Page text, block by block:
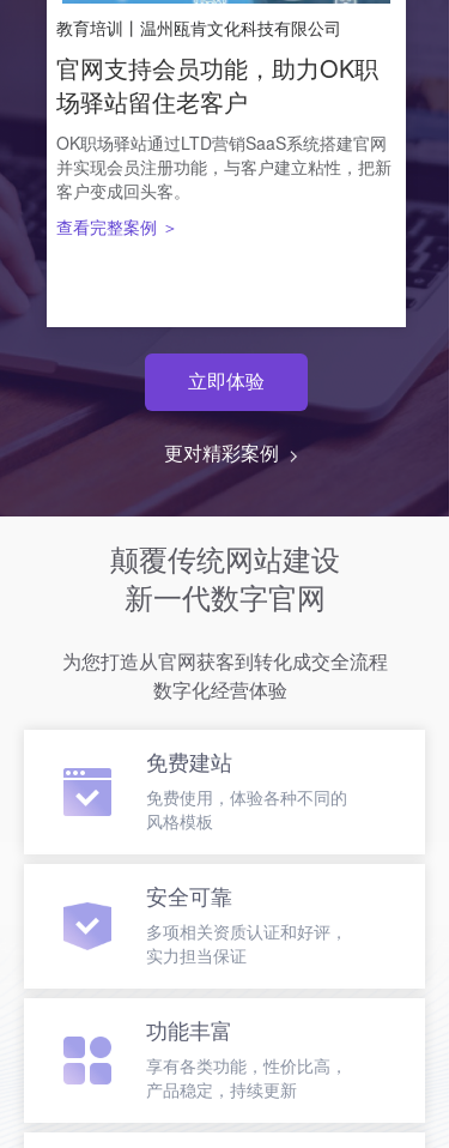
立即体验
更对精彩案例
教育培训丨温州瓯肯文化科技有限公司
官网支持会员功能，助力OK职
场驿站留住老客户
OK职场驿站通过LTD营销SaaS系统搭建官网
并实现会员注册功能，与客户建立粘性，把新
客户变成回头客。
查看完整案例 ＞
颠覆传统网站建设
新一代数字官网
免费建站
免费使用，体验各种不同的
风格模板
安全可靠
多项相关资质认证和好评，
实力担当保证
功能丰富
享有各类功能，性价比高，
产品稳定，持续更新
为您打造从官网获客到转化成交全流程
数字化经营体验